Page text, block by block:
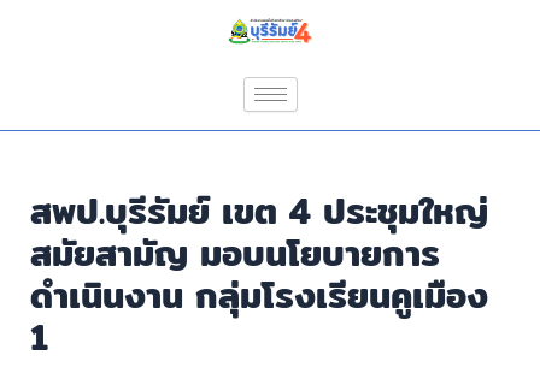
สพป.บุรีรัมย์ เขต 4 ประชุมใหญ่
สมัยสามัญ มอบนโยบายการ
ดำเนินงาน กลุ่มโรงเรียนคูเมือง
1